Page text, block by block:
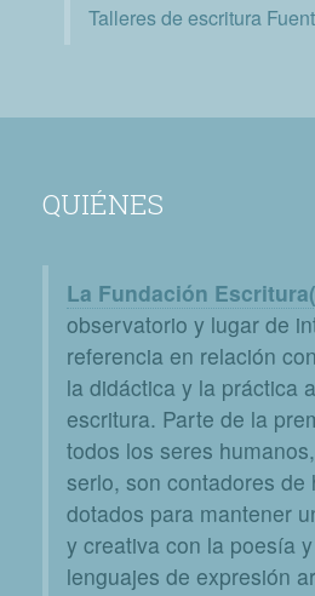
Talleres de escritura
QUIÉNES
La Fundación
observatorio y lugar de
referencia en relación
la didáctica y la práctica
escritura. Parte de la
todos los seres
serlo, son contadores de
dotados para mantener
y creativa con la poesía
lenguajes de expresión